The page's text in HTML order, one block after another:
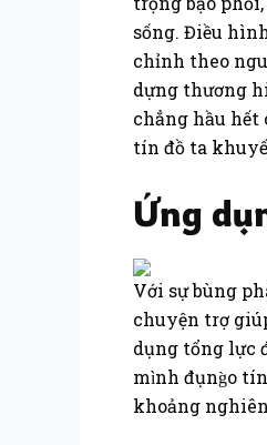
sống. Điều
chỉnh theo
dựng thương
chẳng hầu
tín đồ ta
Ứng
Với sự bùng
chuyện trợ
dụng tổng lực
mình đụng̀o
khoảng